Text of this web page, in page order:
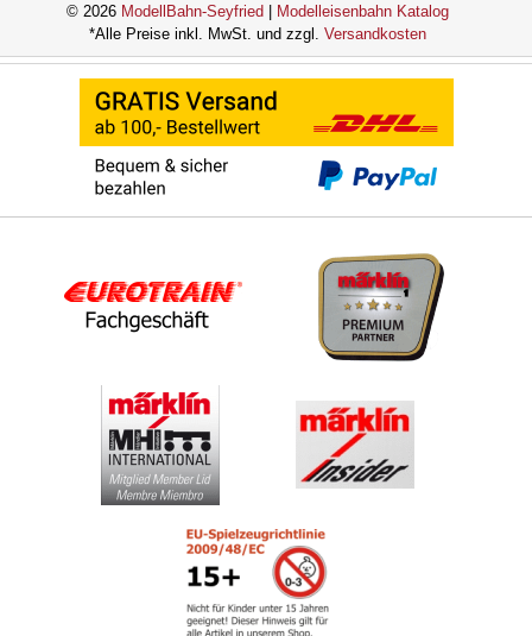
© 2026 ModellBahn-Seyfried
Modelleisenbahn Katalog
*Alle Preise inkl. MwSt. und zzgl. Versandkosten